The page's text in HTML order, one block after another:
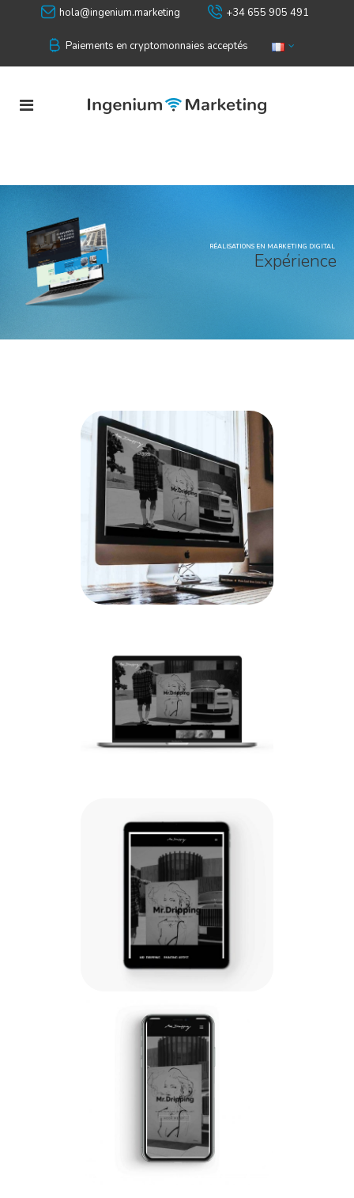
hola@ingenium.marketing +34 655 905 491
Paiements en cryptomonnaies acceptés
RÉALISATIONS EN MARKETING DIGITAL
Expérience